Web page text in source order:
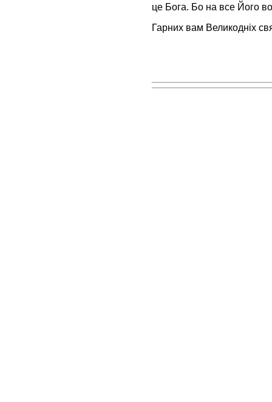
це Бога. Бо на все Його
Гарних вам Великодніх